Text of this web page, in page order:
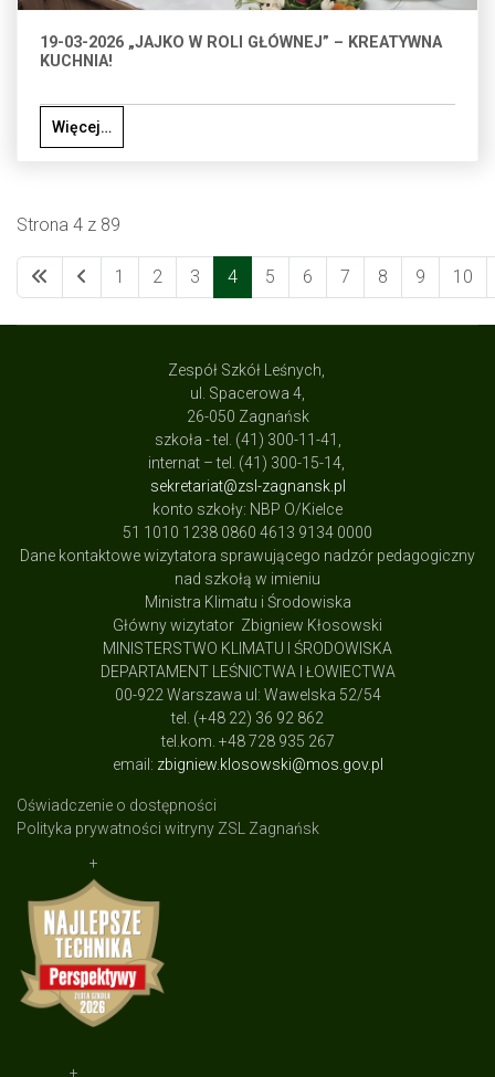
19-03-2026 „JAJKO W ROLI GŁÓWNEJ” – KREATYWNA
KUCHNIA!
Więcej…
Strona 4 z 89
1 2 3 4 5 6 7 8 9 10
Zespół Szkół Leśnych,
ul. Spacerowa 4,
26-050 Zagnańsk
szkoła - tel. (41) 300-11-41,
internat – tel. (41) 300-15-14,
sekretariat@zsl-zagnansk.pl
konto szkoły: NBP O/Kielce
51 1010 1238 0860 4613 9134 0000
Dane kontaktowe wizytatora sprawującego nadzór pedagogiczny
nad szkołą w imieniu
Ministra Klimatu i Środowiska
Główny wizytator Zbigniew Kłosowski
MINISTERSTWO KLIMATU I ŚRODOWISKA
DEPARTAMENT LEŚNICTWA I ŁOWIECTWA
00-922 Warszawa ul: Wawelska 52/54
tel. (+48 22) 36 92 862
tel.kom. +48 728 935 267
email: zbigniew.klosowski@mos.gov.pl
Oświadczenie o dostępności
Polityka prywatności witryny ZSL Zagnańsk
+
+